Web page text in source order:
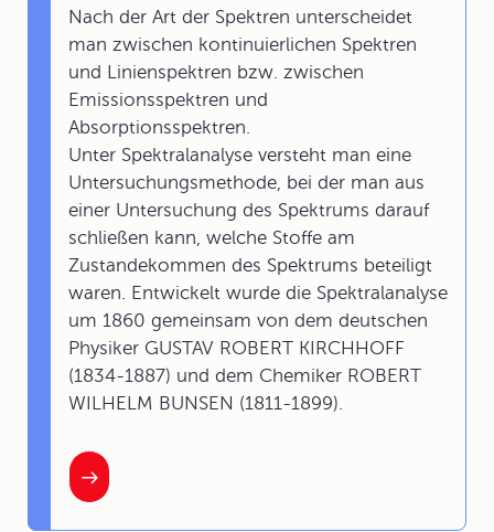
Nach der Art der Spektren unterscheidet
man zwischen kontinuierlichen Spektren
und Linienspektren bzw. zwischen
Emissionsspektren und
Absorptionsspektren.
Unter Spektralanalyse versteht man eine
Untersuchungsmethode, bei der man aus
einer Untersuchung des Spektrums darauf
schließen kann, welche Stoffe am
Zustandekommen des Spektrums beteiligt
waren. Entwickelt wurde die Spektralanalyse
um 1860 gemeinsam von dem deutschen
Physiker GUSTAV ROBERT KIRCHHOFF
(1834-1887) und dem Chemiker ROBERT
WILHELM BUNSEN (1811-1899).